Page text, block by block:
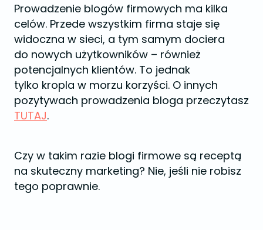
Prowadzenie blogów firmowych ma kilka
celów. Przede wszystkim firma staje się
widoczna w sieci, a tym samym dociera
do nowych użytkowników – również
potencjalnych klientów. To jednak
tylko kropla w morzu korzyści. O innych
pozytywach prowadzenia bloga przeczytasz
TUTAJ.
Czy w takim razie blogi firmowe są receptą
na skuteczny marketing? Nie, jeśli nie robisz
tego poprawnie.